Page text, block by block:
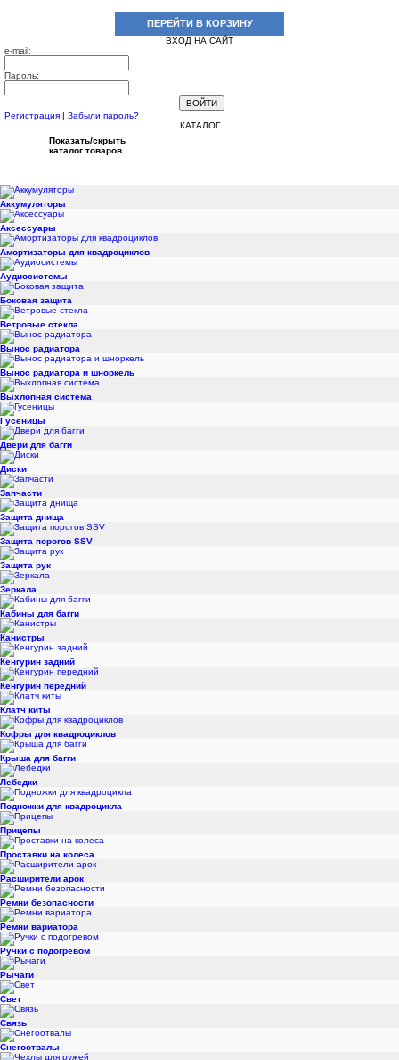
ПЕРЕЙТИ В КОРЗИНУ
ВХОД НА САЙТ
e-mail:
Пароль:
Регистрация
Забыли пароль?
КАТАЛОГ
Показать/скрыть
каталог товаров
Аккумуляторы
Аксессуары
Амортизаторы для квадроциклов
Аудиосистемы
Боковая защита
Ветровые стекла
Вынос радиатора
Вынос радиатора и шноркель
Выхлопная система
Гусеницы
Двери для багги
Диски
Запчасти
Защита днища
Защита порогов SSV
Защита рук
Зеркала
Кабины для багги
Канистры
Кенгурин задний
Кенгурин передний
Клатч киты
Кофры для квадроциклов
Крыша для багги
Лебедки
Подножки для квадроцикла
Прицепы
Проставки на колеса
Расширители арок
Ремни безопасности
Ремни вариатора
Ручки с подогревом
Рычаги
Свет
Связь
Снегоотвалы